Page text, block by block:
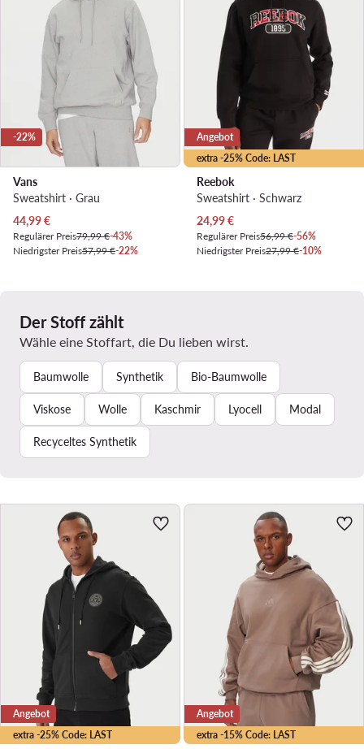
-22%
Vans
Sweatshirt · Grau
Aktueller Preis
44,99€
Regulärer Preis79,99 €-43%
Niedrigster Preis57,99 €-22%
extra -25% Code: LAST
Angebot
Reebok
Sweatshirt · Schwarz
Aktueller Preis
24,99€
Regulärer Preis56,99 €-56%
Niedrigster Preis27,99 €-10%
Der Stoff zählt
Wähle eine Stoffart, die Du lieben wirst.
Baumwolle Synthetik Bio-Baumwolle
Viskose Wolle Kaschmir Lyocell Modal
Recyceltes Synthetik
extra -25% Code: LAST
Angebot
extra -15% Code: LAST
Angebot